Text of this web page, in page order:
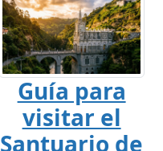
Guía para
visitar el
Santuario de